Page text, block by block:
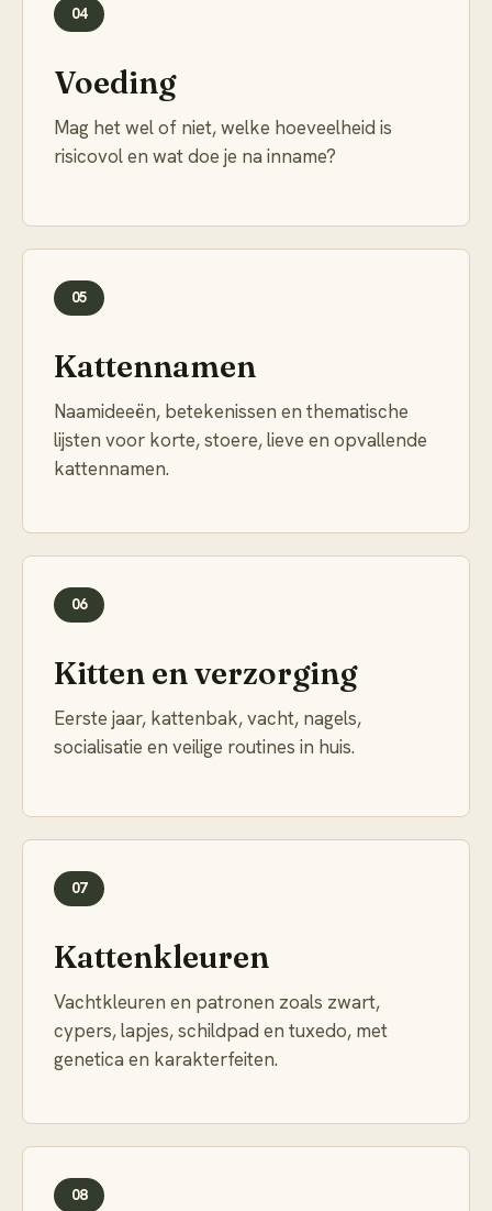
04
Voeding
Mag het wel of niet, welke hoeveelheid is
risicovol en wat doe je na inname?
05
Kattennamen
Naamideeën, betekenissen en thematische
lijsten voor korte, stoere, lieve en opvallende
kattennamen.
06
Kitten en verzorging
Eerste jaar, kattenbak, vacht, nagels,
socialisatie en veilige routines in huis.
07
Kattenkleuren
Vachtkleuren en patronen zoals zwart,
cypers, lapjes, schildpad en tuxedo, met
genetica en karakterfeiten.
08